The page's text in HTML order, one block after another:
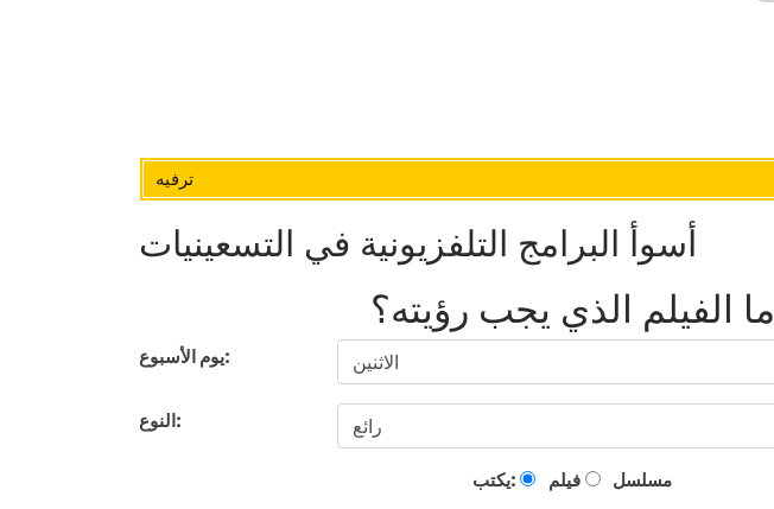
ترفيه
أسوأ البرامج التلفزيونية في التسعينيات
ما الفيلم الذي يجب رؤيته؟
يوم الأسبوع:
النوع:
يكتب: فيلم مسلسل